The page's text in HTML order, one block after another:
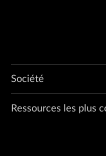
Société
Ressources les plus